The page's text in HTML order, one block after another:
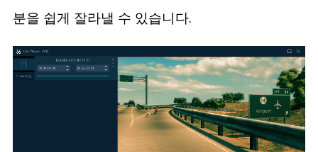
분을 쉽게 잘라낼 수 있습니다.